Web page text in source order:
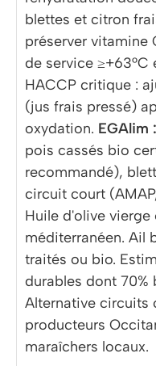
blettes et citron
préserver vitamine
de service ≥+63°C
HACCP critique :
(jus frais pressé)
oxydation. EGAlim :
pois cassés bio
recommandé),
circuit court
Huile d'olive
méditerranéen. Ail
traités ou bio.
durables dont 70%
Alternative circuits
producteurs
maraîchers locaux.